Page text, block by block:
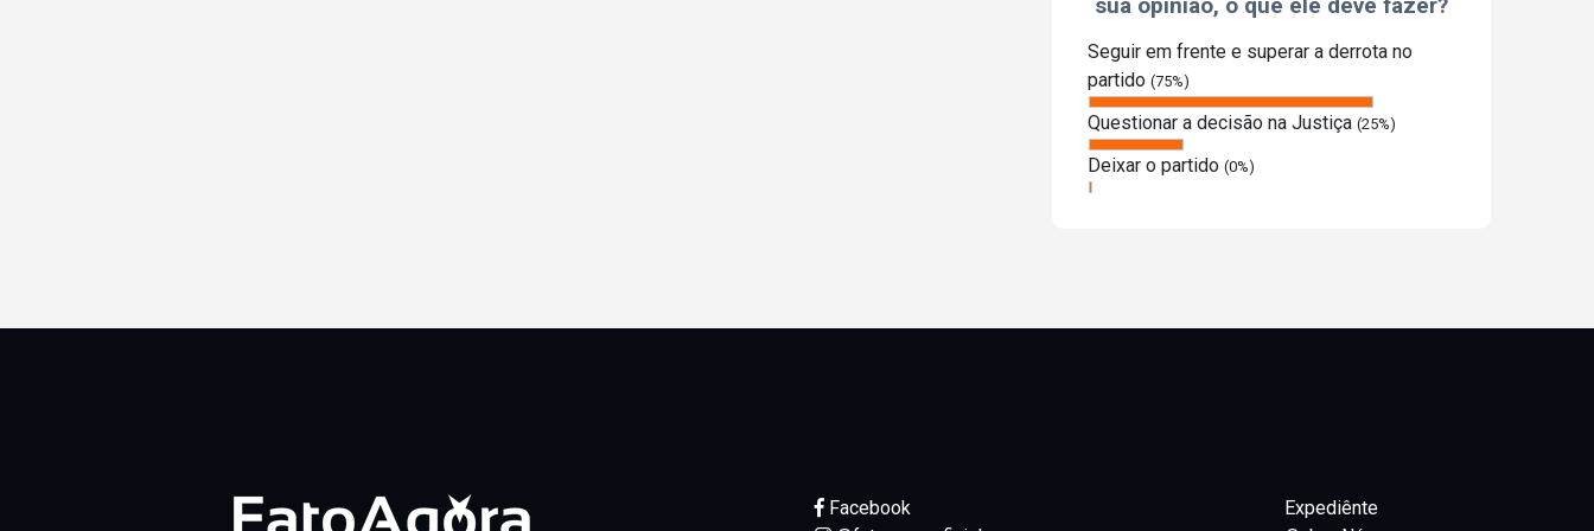
sua opinião, o que ele deve fazer?
Seguir em frente e superar a derrota no
partido (75%)
Questionar a decisão na Justiça (25%)
Deixar o partido (0%)
Facebook
Expediênte